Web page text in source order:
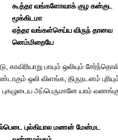
கூத்தர வங்களோவாக் குழ கன்குட
மூக்கிடமா
ஏத்தர வங்கள்செய்ய விருந் தானவ
னெம்மிறையே
காவிரியாறு பாயும் ஒலியும்
ஒலி விளங்க, திருநடனம்
அப்பெருமானே யாம்
புல்கியால மணன் மேன்மட